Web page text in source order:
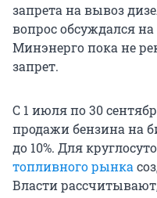
запрета на вывоз
вопрос обсуждался
Минэнерго пока не
запрет.
С 1 июля по 30
продажи бензина на
до 10%. Для
топливного рынка
Власти